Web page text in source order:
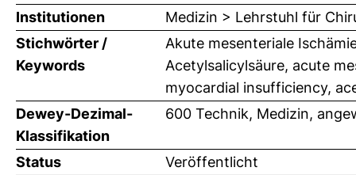
Institutionen
Medizin > Lehrstuhl für
Stichwörter /
Keywords
Akute mesenteriale
Acetylsalicylsäure, acute
myocardial insufficiency,
Dewey-Dezimal-
Klassifikation
600 Technik, Medizin,
Status
Veröffentlicht